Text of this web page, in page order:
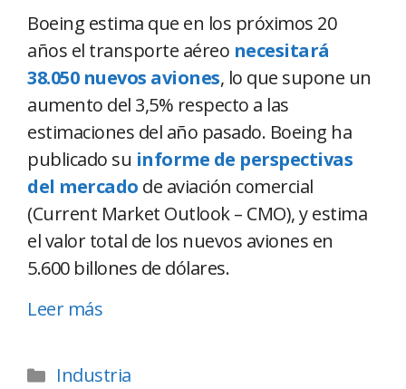
Boeing estima que en los próximos 20
años el transporte aéreo necesitará
38.050 nuevos aviones, lo que supone un
aumento del 3,5% respecto a las
estimaciones del año pasado. Boeing ha
publicado su informe de perspectivas
del mercado de aviación comercial
(Current Market Outlook – CMO), y estima
el valor total de los nuevos aviones en
5.600 billones de dólares.
Leer más
Industria